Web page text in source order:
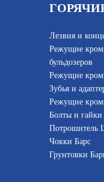
Лезвия и
Режущие
бульдозеров
Режущие
Зубья и
Режущие
Болты и гайки
Потрошитель
Чокки Барс
Грунтовки